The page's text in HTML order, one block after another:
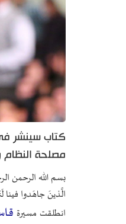
كتاب سينشر
مصلحة النظام
بسم الله الرحمن
الَّذينَ جاهَدوا فينا
انطلقت مسيرة